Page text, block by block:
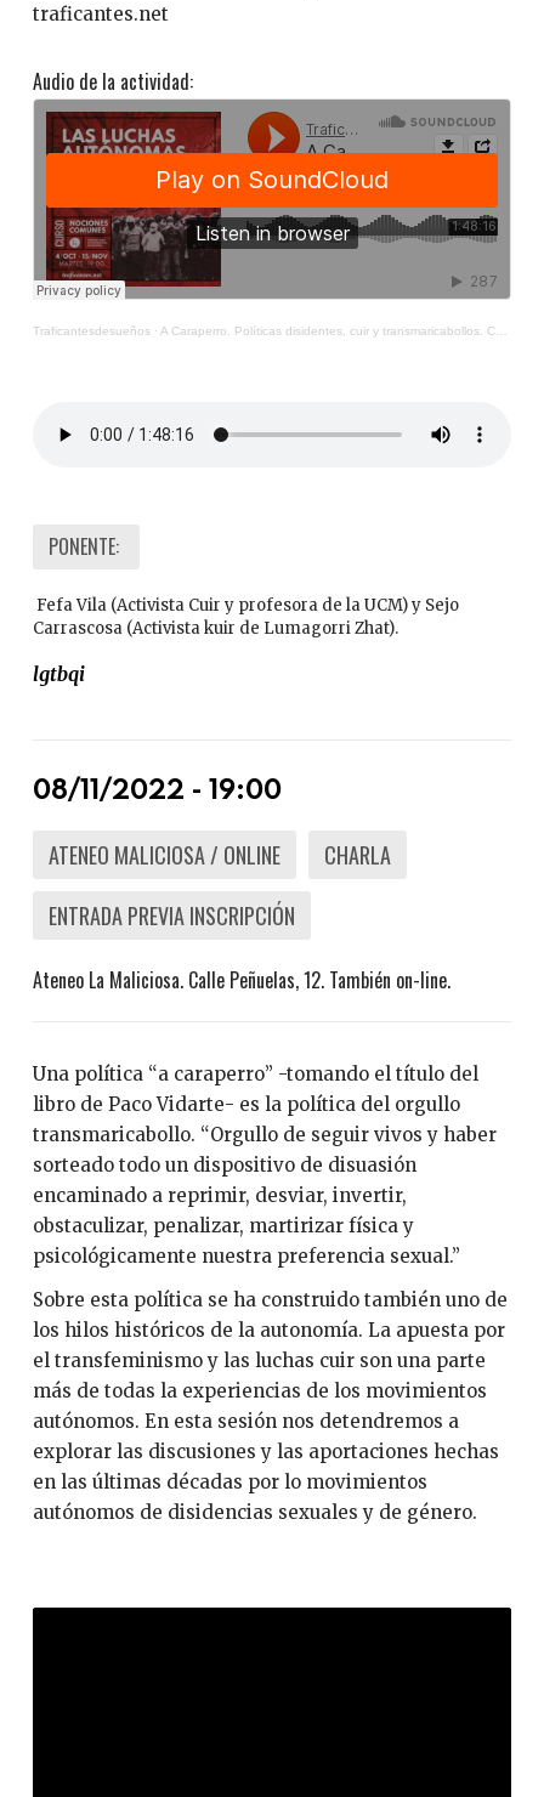
traficantes.net
Audio de la actividad:
Traficantesdesueños· A Caraperro. Políticas disidentes, cuir y transmaricabollos. Con Sejo Carrascosa y Fefa Vila.
PONENTE:
Fefa Vila (Activista Cuir y profesora de la UCM) y Sejo
Carrascosa (Activista kuir de Lumagorri Zhat).
lgtbqi
08/11/2022 - 19:00
ATENEO MALICIOSA / ONLINE
CHARLA
ENTRADA PREVIA INSCRIPCIÓN
Ateneo La Maliciosa. Calle Peñuelas, 12. También on-line.
Una política “a caraperro” -tomando el título del
libro de Paco Vidarte- es la política del orgullo
transmaricabollo. “Orgullo de seguir vivos y haber
sorteado todo un dispositivo de disuasión
encaminado a reprimir, desviar, invertir,
obstaculizar, penalizar, martirizar física y
psicológicamente nuestra preferencia sexual.”
Sobre esta política se ha construido también uno de
los hilos históricos de la autonomía. La apuesta por
el transfeminismo y las luchas cuir son una parte
más de todas la experiencias de los movimientos
autónomos. En esta sesión nos detendremos a
explorar las discusiones y las aportaciones hechas
en las últimas décadas por lo movimientos
autónomos de disidencias sexuales y de género.